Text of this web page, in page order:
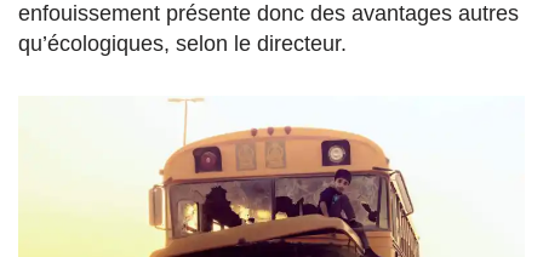
enfouissement présente donc des avantages autres
qu’écologiques, selon le directeur.